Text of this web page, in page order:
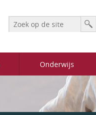
Search form Zoek
Onderwijs